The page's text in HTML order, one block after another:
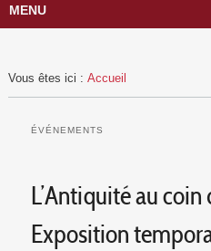
MENU
VESUNNA
Vous êtes ici : Accueil
ÉVÉNEMENTS
L’Antiquité au coin
Exposition